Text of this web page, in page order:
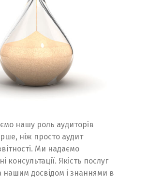
нашу роль аудиторів
ніж просто аудит
Ми надаємо
консультації. Якість послуг
нашим досвідом і знаннями в